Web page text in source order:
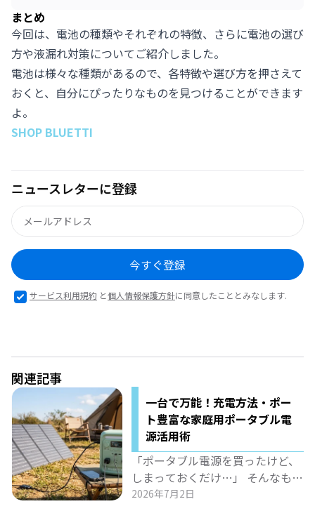
まとめ
今回は、電池の種類やそれぞれの特徴、さらに電池の選び
方や液漏れ対策についてご紹介しました。
電池は様々な種類があるので、各特徴や選び方を押さえて
おくと、自分にぴったりなものを見つけることができます
よ。
SHOP BLUETTI
ニュースレターに登録
今すぐ登録
サービス利用規約 と個人情報保護方針に同意したこととみなします.
関連記事
一台で万能！充電方法・ポー
ト豊富な家庭用ポータブル電
源活用術
「ポータブル電源を買ったけど、
しまっておくだけ…」 そんなもっ
たいない使い方をしていません
2026年7月2日